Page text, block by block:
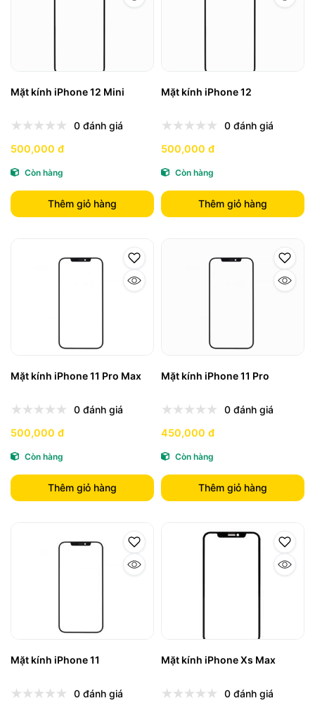
Mặt kính iPhone 12 Mini
0 đánh giá
500,000 đ
Còn hàng
Thêm giỏ hàng
Mặt kính iPhone 12
0 đánh giá
500,000 đ
Còn hàng
Thêm giỏ hàng
Mặt kính iPhone 11 Pro Max
0 đánh giá
500,000 đ
Còn hàng
Thêm giỏ hàng
Mặt kính iPhone 11 Pro
0 đánh giá
450,000 đ
Còn hàng
Thêm giỏ hàng
Mặt kính iPhone 11
0 đánh giá
Mặt kính iPhone Xs Max
0 đánh giá